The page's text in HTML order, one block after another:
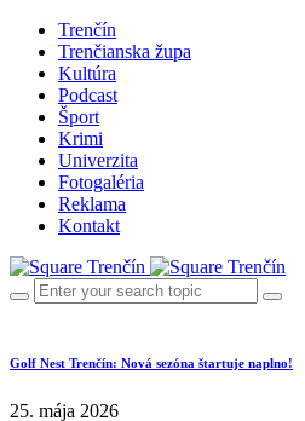
Trenčín
Trenčianska župa
Kultúra
Podcast
Šport
Krimi
Univerzita
Fotogaléria
Reklama
Kontakt
Golf Nest Trenčín: Nová sezóna štartuje naplno!
25. mája 2026